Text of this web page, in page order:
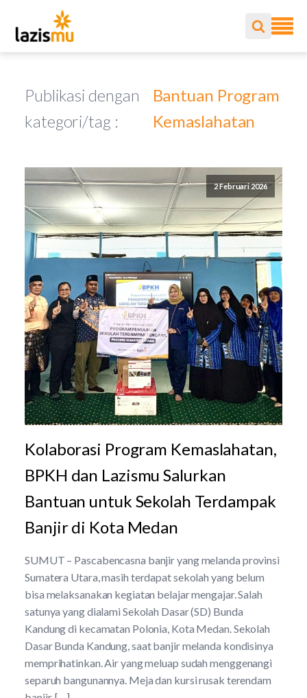
Publikasi dengan
kategori/tag :
Bantuan Program
Kemaslahatan
2 Februari 2026
Kolaborasi Program Kemaslahatan,
BPKH dan Lazismu Salurkan
Bantuan untuk Sekolah Terdampak
Banjir di Kota Medan
SUMUT – Pascabencasna banjir yang melanda provinsi
Sumatera Utara, masih terdapat sekolah yang belum
bisa melaksanakan kegiatan belajar mengajar. Salah
satunya yang dialami Sekolah Dasar (SD) Bunda
Kandung di kecamatan Polonia, Kota Medan. Sekolah
Dasar Bunda Kandung, saat banjir melanda kondisinya
memprihatinkan. Air yang meluap sudah menggenangi
separuh bangunannya. Meja dan kursi rusak terendam